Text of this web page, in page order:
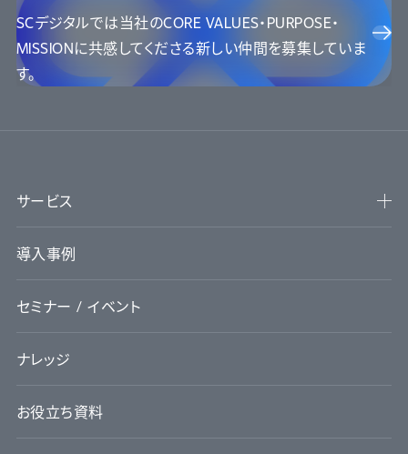
SCデジタルでは当社のCORE VALUES・PURPOSE・
MISSIONに共感してくださる新しい仲間を募集していま
す。
サービス
導入事例
セミナー / イベント
ナレッジ
お役立ち資料